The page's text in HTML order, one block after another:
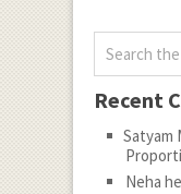
Recent
Satyam
Neha